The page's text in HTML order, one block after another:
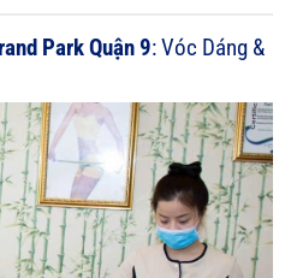
Park Quận 9: Vóc Dáng &